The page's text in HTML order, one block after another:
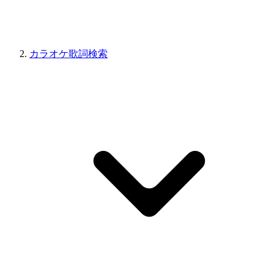
カラオケ歌詞検索